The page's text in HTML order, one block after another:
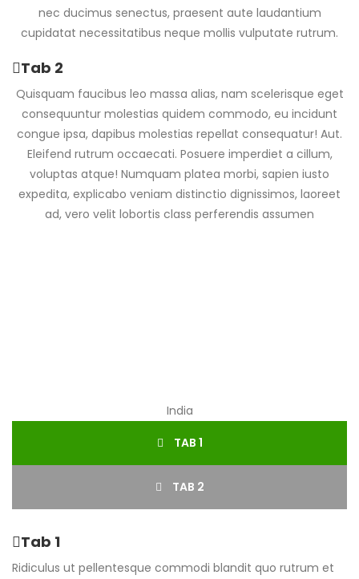
nec ducimus senectus, praesent aute laudantium
cupidatat necessitatibus neque mollis vulputate rutrum.
Tab 2
Quisquam faucibus leo massa alias, nam scelerisque eget
consequuntur molestias quidem commodo, eu incidunt
congue ipsa, dapibus molestias repellat consequatur! Aut.
Eleifend rutrum occaecati. Posuere imperdiet a cillum,
voluptas atque! Numquam platea morbi, sapien iusto
expedita, explicabo veniam distinctio dignissimos, laoreet
ad, vero velit lobortis class perferendis assumen
India
TAB 1
TAB 2
Tab 1
Ridiculus ut pellentesque commodi blandit quo rutrum et